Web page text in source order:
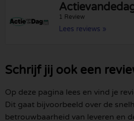
1 Review
Lees reviews »
Schrijf jij ook een
Op deze pagina lees en vind je
Dit gaat bijvoorbeeld over de
betrouwbaarheid van leveren en